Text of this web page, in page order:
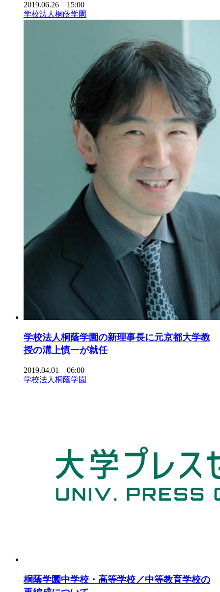
2019.06.26 15:00
学校法人桐蔭学園
学校法人桐蔭学園の新理事長に元京都大学教
授の溝上慎一が就任
2019.04.01 06:00
学校法人桐蔭学園
桐蔭学園中学校・高等学校／中等教育学校の